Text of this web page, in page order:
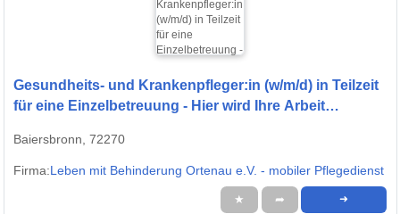
Gesundheits- und Krankenpfleger:in (w/m/d) in Teilzeit
für eine Einzelbetreuung - Hier wird Ihre Arbeit
Baiersbronn, 72270
Firma:Leben mit Behinderung Ortenau e.V. - mobiler Pflegedienst
★ ➦ ➜